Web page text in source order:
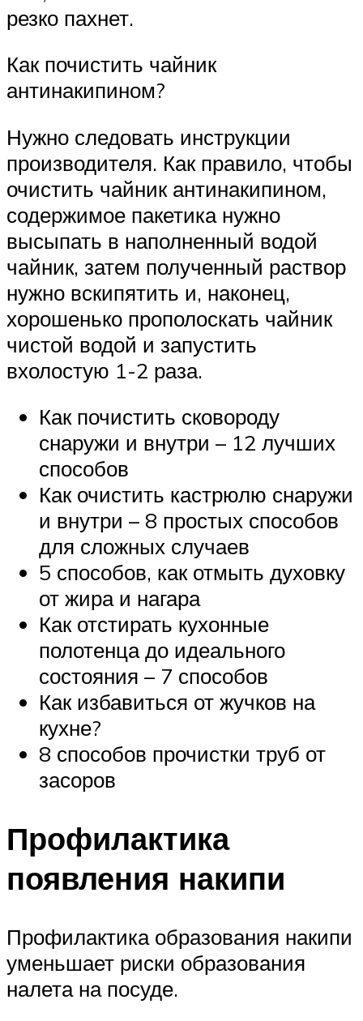
резко пахнет.
Как почистить чайник
антинакипином?
Нужно следовать инструкции
производителя. Как правило, чтобы
очистить чайник антинакипином,
содержимое пакетика нужно
высыпать в наполненный водой
чайник, затем полученный раствор
нужно вскипятить и, наконец,
хорошенько прополоскать чайник
чистой водой и запустить
вхолостую 1-2 раза.
Как почистить сковороду
снаружи и внутри – 12 лучших
способов
Как очистить кастрюлю снаружи
и внутри – 8 простых способов
для сложных случаев
5 способов, как отмыть духовку
от жира и нагара
Как отстирать кухонные
полотенца до идеального
состояния – 7 способов
Как избавиться от жучков на
кухне?
8 способов прочистки труб от
засоров
Профилактика
появления накипи
Профилактика образования накипи
уменьшает риски образования
налета на посуде.